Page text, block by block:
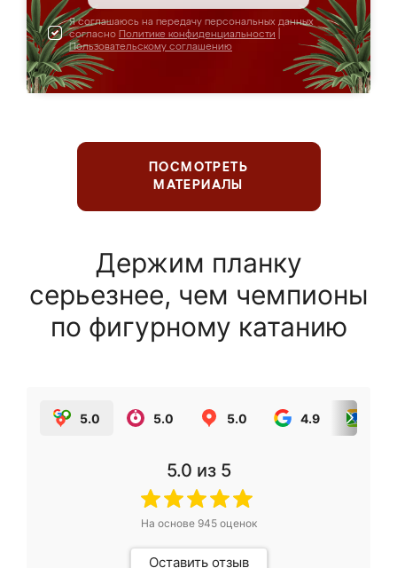
Я соглашаюсь на передачу персональных данных
согласно Политике конфиденциальности
Пользовательскому соглашению
ПОСМОТРЕТЬ
МАТЕРИАЛЫ
Держим планку
серьезнее, чем чемпионы
по фигурному катанию
5.0 5.0 5.0 4.9
5.0 из 5
На основе 945оценок
Оставить отзыв